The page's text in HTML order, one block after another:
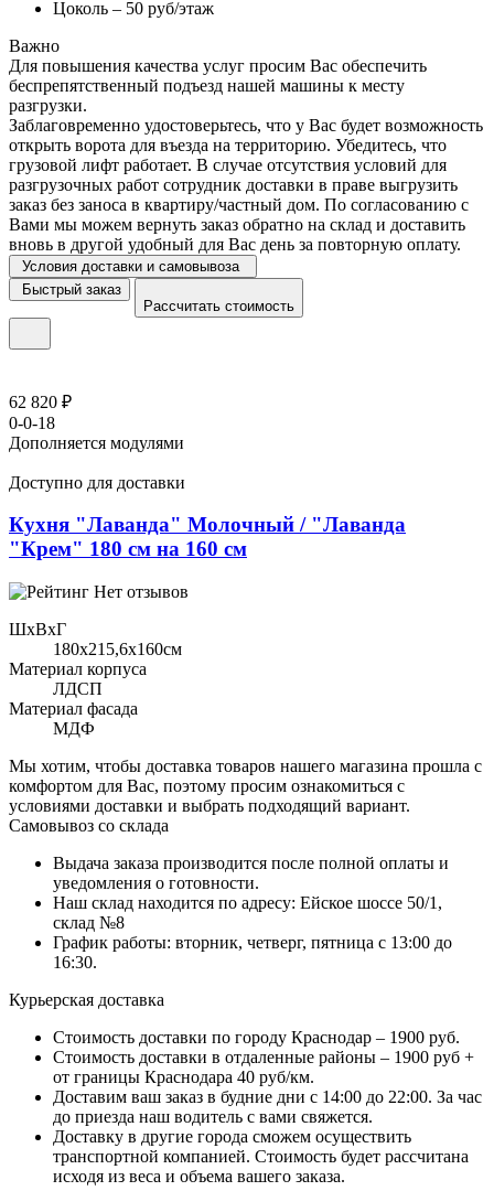
Цоколь – 50 руб/этаж
Важно
Для повышения качества услуг просим Вас обеспечить
беспрепятственный подъезд нашей машины к месту
разгрузки.
Заблаговременно удостоверьтесь, что у Вас будет возможность
открыть ворота для въезда на территорию. Убедитесь, что
грузовой лифт работает. В случае отсутствия условий для
разгрузочных работ сотрудник доставки в праве выгрузить
заказ без заноса в квартиру/частный дом. По согласованию с
Вами мы можем вернуть заказ обратно на склад и доставить
вновь в другой удобный для Вас день за повторную оплату.
Условия доставки и самовывоза
Быстрый заказ
Рассчитать стоимость
62 820 ₽
0-0-18
Дополняется модулями
Доступно для доставки
Кухня "Лаванда" Молочный / "Лаванда
"Крем" 180 см на 160 см
Нет отзывов
ШхВхГ
180x215,6х160см
Материал корпуса
ЛДСП
Материал фасада
МДФ
Мы хотим, чтобы доставка товаров нашего магазина прошла с
комфортом для Вас, поэтому просим ознакомиться с
условиями доставки и выбрать подходящий вариант.
Самовывоз со склада
Выдача заказа производится после полной оплаты и
уведомления о готовности.
Наш склад находится по адресу: Ейское шоссе 50/1,
склад №8
График работы: вторник, четверг, пятница с 13:00 до
16:30.
Курьерская доставка
Стоимость доставки по городу Краснодар – 1900 руб.
Стоимость доставки в отдаленные районы – 1900 руб +
от границы Краснодара 40 руб/км.
Доставим ваш заказ в будние дни с 14:00 до 22:00. За час
до приезда наш водитель с вами свяжется.
Доставку в другие города сможем осуществить
транспортной компанией. Стоимость будет рассчитана
исходя из веса и объема вашего заказа.